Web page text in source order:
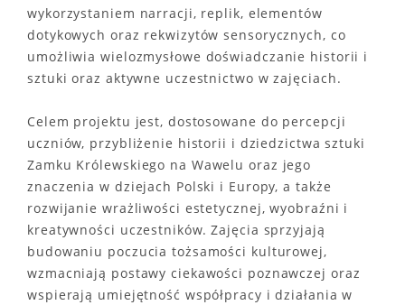
wykorzystaniem narracji, replik, elementów
dotykowych oraz rekwizytów sensorycznych, co
umożliwia wielozmysłowe doświadczanie historii i
sztuki oraz aktywne uczestnictwo w zajęciach.
Celem projektu jest, dostosowane do percepcji
uczniów, przybliżenie historii i dziedzictwa sztuki
Zamku Królewskiego na Wawelu oraz jego
znaczenia w dziejach Polski i Europy, a także
rozwijanie wrażliwości estetycznej, wyobraźni i
kreatywności uczestników. Zajęcia sprzyjają
budowaniu poczucia tożsamości kulturowej,
wzmacniają postawy ciekawości poznawczej oraz
wspierają umiejętność współpracy i działania w